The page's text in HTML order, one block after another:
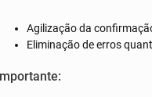
Agilização da
Eliminação de erros